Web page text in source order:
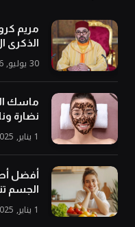
مريم
الذكرى ال 27 لعيد
30 يوليو, 2026
ماسك
نضارة
1 يناير, 2025
أفضل
الجسم
1 يناير, 2025